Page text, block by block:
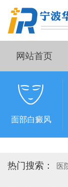
网站首页
面部白癜风
热门搜索： 医